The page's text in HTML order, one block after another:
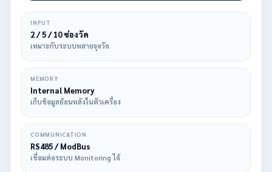
INPUT
2 / 5 / 10 ช่องวัด
เหมาะกับระบบหลายจุดวัด
MEMORY
Internal Memory
เก็บข้อมูลย้อนหลังในตัวเครื่อง
COMMUNICATION
RS485 / ModBus
เชื่อมต่อระบบ Monitoring ได้